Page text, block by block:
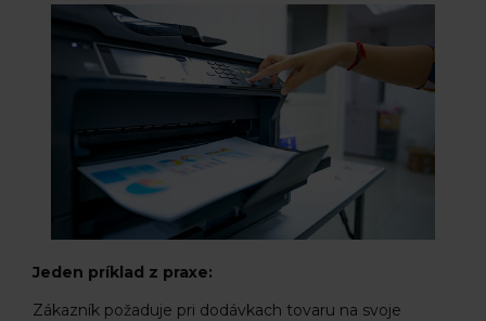
Jeden príklad z praxe:
Zákazník požaduje pri dodávkach tovaru na svoje